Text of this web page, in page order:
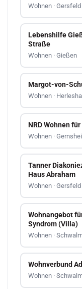
Wohnen · Gersfeld
Lebenshilfe
Straße
Wohnen · Gießen
Margot-von-
Wohnen ·
NRD Wohnen
Wohnen ·
Tanner
Haus Abraham
Wohnen · Gersfeld
Wohnangebot
Syndrom (Villa)
Wohnen ·
Wohnverbund
Wohnen ·